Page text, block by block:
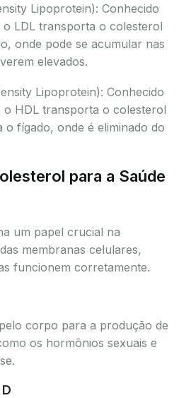
Lipoprotein): Conhecido
o LDL transporta o colesterol
onde pode se acumular nas
elevados.
Lipoprotein): Conhecido
o HDL transporta o colesterol
o fígado, onde é eliminado do
para a Saúde
um papel crucial na
membranas celulares,
funcionem corretamente.
corpo para a produção de
os hormônios sexuais e